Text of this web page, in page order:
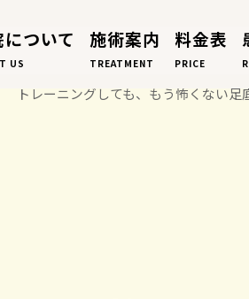
について
US
施術案内
TREATMENT
料金表
PRICE
トレーニングしても、もう怖くない足